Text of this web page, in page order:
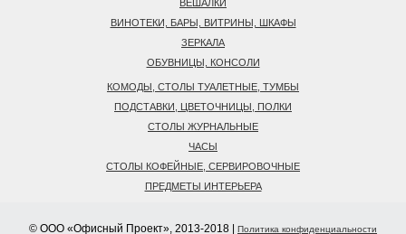
ВЕШАЛКИ
ВИНОТЕКИ, БАРЫ, ВИТРИНЫ, ШКАФЫ
ЗЕРКАЛА
ОБУВНИЦЫ, КОНСОЛИ
КОМОДЫ, СТОЛЫ ТУАЛЕТНЫЕ, ТУМБЫ
ПОДСТАВКИ, ЦВЕТОЧНИЦЫ, ПОЛКИ
СТОЛЫ ЖУРНАЛЬНЫЕ
ЧАСЫ
СТОЛЫ КОФЕЙНЫЕ, СЕРВИРОВОЧНЫЕ
ПРЕДМЕТЫ ИНТЕРЬЕРА
© ООО «Офисный Проект», 2013-2018 | Политика конфиденциальности